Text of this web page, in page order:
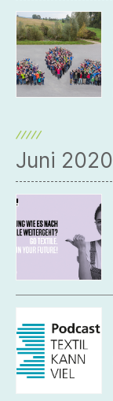
Juni 2020